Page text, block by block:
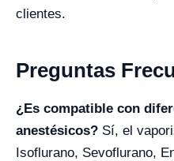
clientes.
Preguntas
¿Es compatible con
anestésicos? Sí, el
Isoflurano, Sevoflurano,